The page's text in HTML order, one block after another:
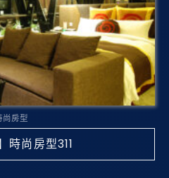
尚房型
時尚房型311